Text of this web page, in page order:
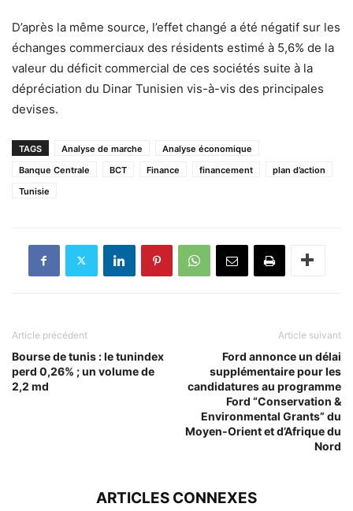
D’après la même source, l’effet changé a été négatif sur les
échanges commerciaux des résidents estimé à 5,6% de la
valeur du déficit commercial de ces sociétés suite à la
dépréciation du Dinar Tunisien vis-à-vis des principales
devises.
TAGS Analyse de marche
Analyse économique
Banque Centrale
BCT Finance financement
plan d’action
Tunisie
Article précédent
Bourse de tunis : le tunindex
perd 0,26% ; un volume de
2,2 md
Article suivant
Ford annonce un délai
supplémentaire pour les
candidatures au programme
Ford “Conservation &
Environmental Grants” du
Moyen-Orient et d’Afrique du
Nord
ARTICLES CONNEXES